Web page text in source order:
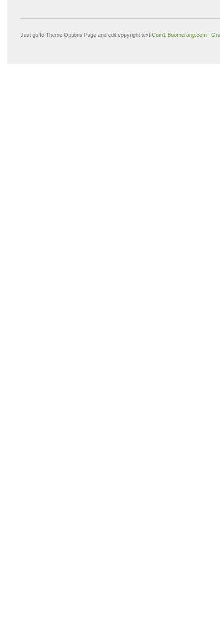
Just go to Theme Options Page and edit copyright text Com1 Boomerang.com |